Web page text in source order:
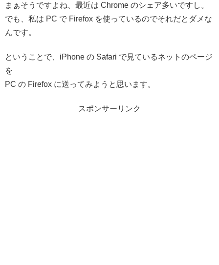
まぁそうですよね、最近は Chrome のシェア多いですし。
でも、私は PC で Firefox を使っているのでそれだとダメな
んです。
ということで、iPhone の Safari で見ているネットのページ
を
PC の Firefox に送ってみようと思います。
スポンサーリンク